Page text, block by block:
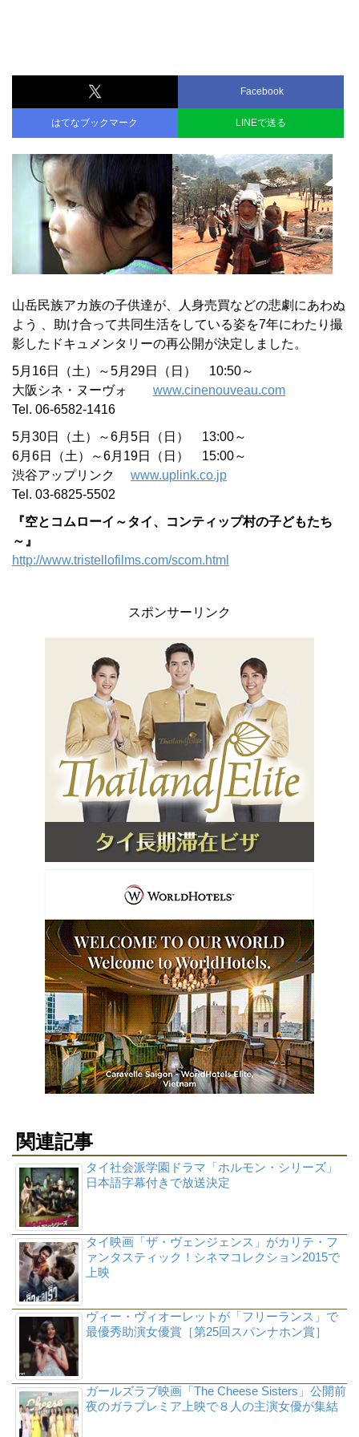
Facebook
はてなブックマーク LINEで送る
山岳民族アカ族の子供達が、人身売買などの悲劇にあわぬ
よう 、助け合って共同生活をしている姿を7年にわたり撮
影したドキュメンタリーの再公開が決定しました。
5月16日（土）～5月29日（日） 10:50～
大阪シネ・ヌーヴォ www.cinenouveau.com
Tel. 06-6582-1416
5月30日（土）～6月5日（日） 13:00～
6月6日（土）～6月19日（日） 15:00～
渋谷アップリンク www.uplink.co.jp
Tel. 03-6825-5502
『空とコムローイ～タイ、コンティップ村の子どもたち
～』
http://www.tristellofilms.com/scom.html
スポンサーリンク
関連記事
タイ社会派学園ドラマ「ホルモン・シリーズ」
日本語字幕付きで放送決定
タイ映画「ザ・ヴェンジェンス」がカリテ・フ
ァンタスティック！シネマコレクション2015で
上映
ヴィー・ヴィオーレットが「フリーランス」で
最優秀助演女優賞［第25回スパンナホン賞］
ガールズラブ映画「The Cheese Sisters」公開前
夜のガラプレミア上映で８人の主演女優が集結